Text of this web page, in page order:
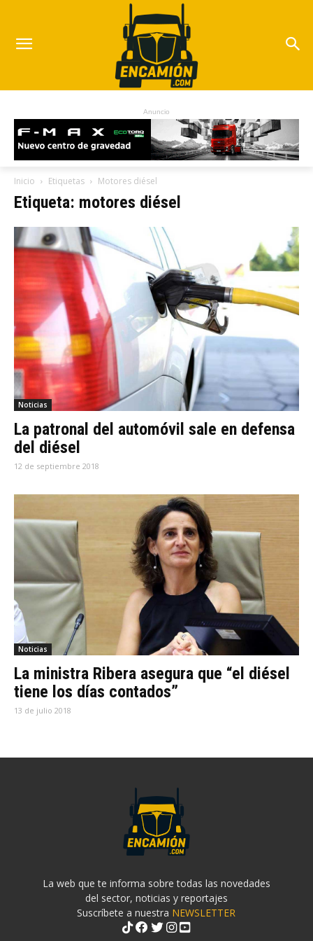
Anuncio
Inicio Etiquetas Motores diésel
Etiqueta: motores diésel
Noticias
La patronal del automóvil sale en defensa
del diésel
12 de septiembre 2018
Noticias
La ministra Ribera asegura que “el diésel
tiene los días contados”
13 de julio 2018
La web que te informa sobre todas las novedades
del sector, noticias y reportajes
Suscríbete a nuestra NEWSLETTER